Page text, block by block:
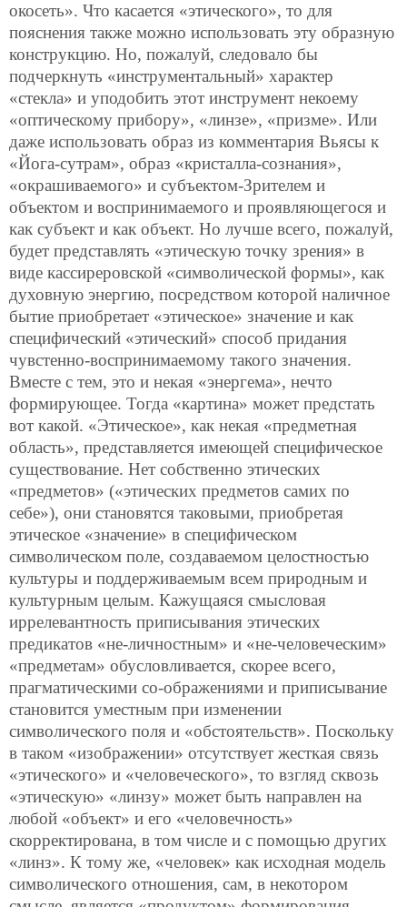
окосеть». Что касается «этического», то для
пояснения также можно использовать эту образную
конструкцию. Но, пожалуй, следовало бы
подчеркнуть «инструментальный» характер
«стекла» и уподобить этот инструмент некоему
«оптическому прибору», «линзе», «призме». Или
даже использовать образ из комментария Вьясы к
«Йога-сутрам», образ «кристалла-сознания»,
«окрашиваемого» и субъектом-Зрителем и
объектом и воспринимаемого и проявляющегося и
как субъект и как объект. Но лучше всего, пожалуй,
будет представлять «этическую точку зрения» в
виде кассиреровской «символической формы», как
духовную энергию, посредством которой наличное
бытие приобретает «этическое» значение и как
специфический «этический» способ придания
чувстенно-воспринимаемому такого значения.
Вместе с тем, это и некая «энергема», нечто
формирующее. Тогда «картина» может предстать
вот какой. «Этическое», как некая «предметная
область», представляется имеющей специфическое
существование. Нет собственно этических
«предметов» («этических предметов самих по
себе»), они становятся таковыми, приобретая
этическое «значение» в специфическом
символическом поле, создаваемом целостностью
культуры и поддерживаемым всем природным и
культурным целым. Кажущаяся смысловая
иррелевантность приписывания этических
предикатов «не-личностным» и «не-человеческим»
«предметам» обусловливается, скорее всего,
прагматическими со-ображениями и приписывание
становится уместным при изменении
символического поля и «обстоятельств». Поскольку
в таком «изображении» отсутствует жесткая связь
«этического» и «человеческого», то взгляд сквозь
«этическую» «линзу» может быть направлен на
любой «объект» и его «человечность»
скорректирована, в том числе и с помощью других
«линз». К тому же, «человек» как исходная модель
символического отношения, сам, в некотором